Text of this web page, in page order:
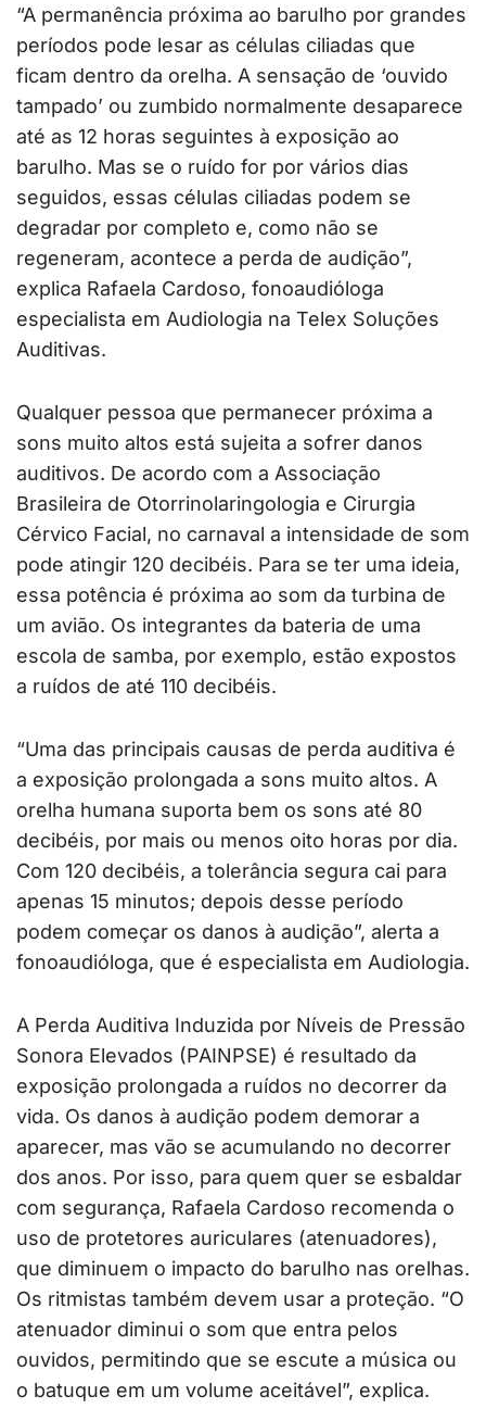
“A permanência próxima ao barulho por grandes
períodos pode lesar as células ciliadas que
ficam dentro da orelha. A sensação de ‘ouvido
tampado’ ou zumbido normalmente desaparece
até as 12 horas seguintes à exposição ao
barulho. Mas se o ruído for por vários dias
seguidos, essas células ciliadas podem se
degradar por completo e, como não se
regeneram, acontece a perda de audição”,
explica Rafaela Cardoso, fonoaudióloga
especialista em Audiologia na Telex Soluções
Auditivas.
Qualquer pessoa que permanecer próxima a
sons muito altos está sujeita a sofrer danos
auditivos. De acordo com a Associação
Brasileira de Otorrinolaringologia e Cirurgia
Cérvico Facial, no carnaval a intensidade de som
pode atingir 120 decibéis. Para se ter uma ideia,
essa potência é próxima ao som da turbina de
um avião. Os integrantes da bateria de uma
escola de samba, por exemplo, estão expostos
a ruídos de até 110 decibéis.
“Uma das principais causas de perda auditiva é
a exposição prolongada a sons muito altos. A
orelha humana suporta bem os sons até 80
decibéis, por mais ou menos oito horas por dia.
Com 120 decibéis, a tolerância segura cai para
apenas 15 minutos; depois desse período
podem começar os danos à audição”, alerta a
fonoaudióloga, que é especialista em Audiologia.
A Perda Auditiva Induzida por Níveis de Pressão
Sonora Elevados (PAINPSE) é resultado da
exposição prolongada a ruídos no decorrer da
vida. Os danos à audição podem demorar a
aparecer, mas vão se acumulando no decorrer
dos anos. Por isso, para quem quer se esbaldar
com segurança, Rafaela Cardoso recomenda o
uso de protetores auriculares (atenuadores),
que diminuem o impacto do barulho nas orelhas.
Os ritmistas também devem usar a proteção. “O
atenuador diminui o som que entra pelos
ouvidos, permitindo que se escute a música ou
o batuque em um volume aceitável”, explica.